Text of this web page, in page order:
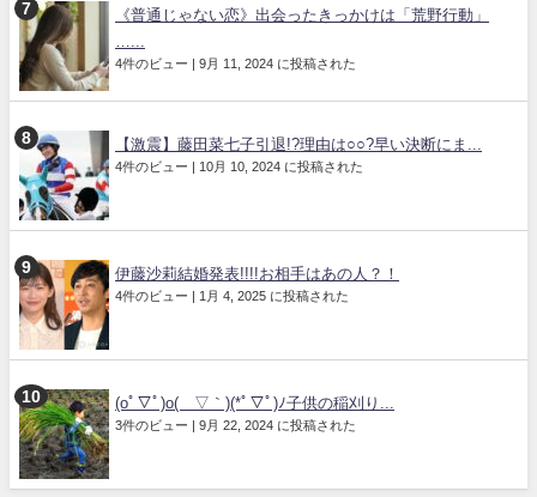
《普通じゃない恋》出会ったきっかけは「荒野行動」
4件のビュー | 9月 11, 2024 に投稿された
【激震】藤田菜七子引退!?理由は○○?早い決断にま...
4件のビュー | 10月 10, 2024 に投稿された
伊藤沙莉結婚発表!!!!お相手はあの人？！
4件のビュー | 1月 4, 2025 に投稿された
(oﾟ▽ﾟ)o(´▽｀)(*ﾟ▽ﾟ)ﾉ子供の稲刈り...
3件のビュー | 9月 22, 2024 に投稿された